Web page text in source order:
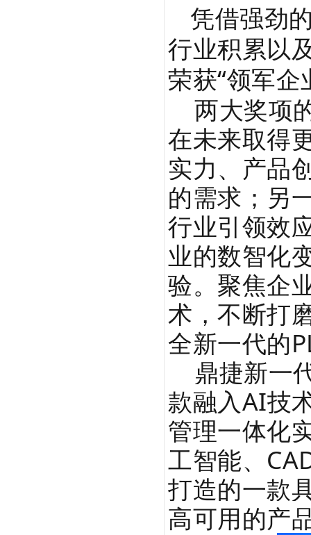
凭借强劲
行业积累以
荣获“领军企
两大奖项
在未来取得
实力、产品
的需求；另
行业引领效
业的数智化
验。聚焦企
术，不断打
全新一代的
鼎捷新一
款融入AI技
管理一体化
工智能、
打造的一款
高可用的产